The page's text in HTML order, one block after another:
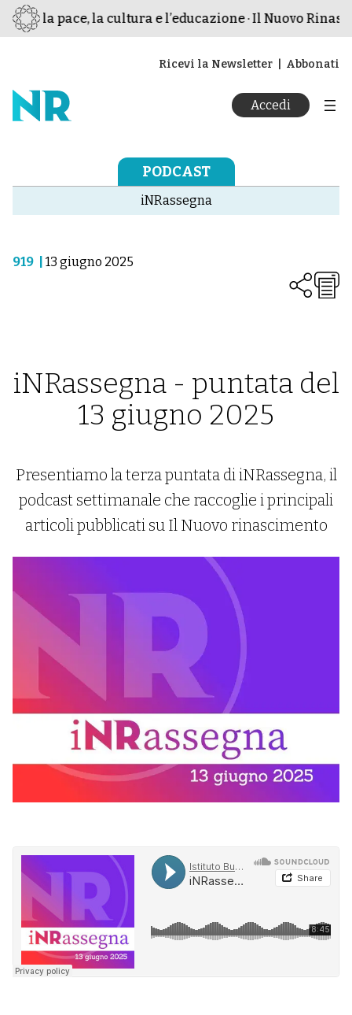
per la pace, la cultura e l’educazione · Il Nuovo
Ricevi la Newsletter Abbonati
Accedi
PODCAST
iNRassegna
919 13 giugno 2025
iNRassegna - puntata del
13 giugno 2025
Presentiamo la terza puntata di iNRassegna, il
podcast settimanale che raccoglie i principali
articoli pubblicati su Il Nuovo rinascimento